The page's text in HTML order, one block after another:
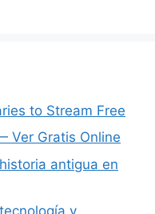
to Stream Free
Ver Gratis Online
antigua en